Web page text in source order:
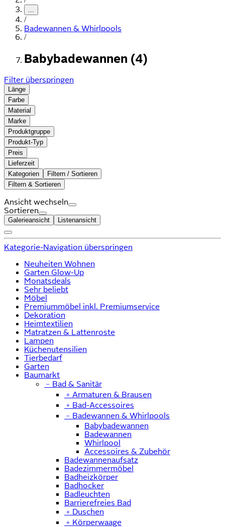
...
/
Badewannen & Whirlpools
/
Babybadewannen (4)
Filter überspringen
Länge
Farbe
Material
Marke
Produktgruppe
Produkt-Typ
Preis
Lieferzeit
Kategorien
Filtern / Sortieren
Filtern & Sortieren
Ansicht wechseln
Sortieren
Galerieansicht Listenansicht
Kategorie-Navigation überspringen
Neuheiten Wohnen
Garten Glow-Up
Monatsdeals
Sehr beliebt
Möbel
Premiummöbel inkl. Premiumservice
Dekoration
Heimtextilien
Matratzen & Lattenroste
Lampen
Küchenutensilien
Tierbedarf
Garten
Baumarkt
﹣ Bad & Sanitär
﹢ Armaturen & Brausen
﹢ Bad-Accessoires
﹣ Badewannen & Whirlpools
Babybadewannen
Badewannen
Whirlpool
Accessoires & Zubehör
Badewannenaufsatz
Badezimmermöbel
Badheizkörper
Badhocker
Badleuchten
Barrierefreies Bad
﹢ Duschen
﹢ Körperwaage